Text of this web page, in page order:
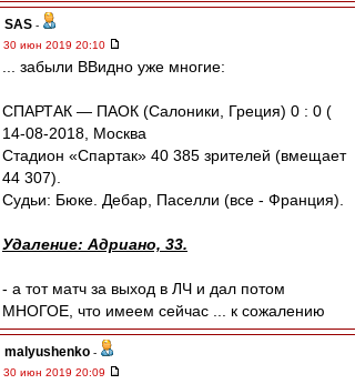
SAS -
30 июн 2019 20:10
... забыли ВВидно уже многие:
СПАРТАК — ПАОК (Салоники, Греция) 0 : 0 (
14-08-2018, Москва
Стадион «Спартак» 40 385 зрителей (вмещает
44 307).
Судьи: Бюке. Дебар, Паселли (все - Франция).
Удаление: Адриано, 33.
- а тот матч за выход в ЛЧ и дал потом
МНОГОЕ, что имеем сейчас ... к сожалению
malyushenko -
30 июн 2019 20:09